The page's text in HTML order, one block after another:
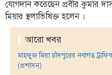
সম্পাদকীয়
কৃষি
অপরাধ
যোগদান করেছেন প্রবীর কুমার
মিয়ার স্থলাভিষিক্ত হলেন ।
আরো খবর
মাহফুজ মিয়া চাঁদপুরের নবাগত
(প্রশাসন)